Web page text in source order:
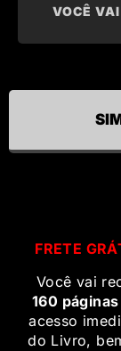
VOCÊ
FRETE
Você vai
160 páginas
acesso
do Livro,